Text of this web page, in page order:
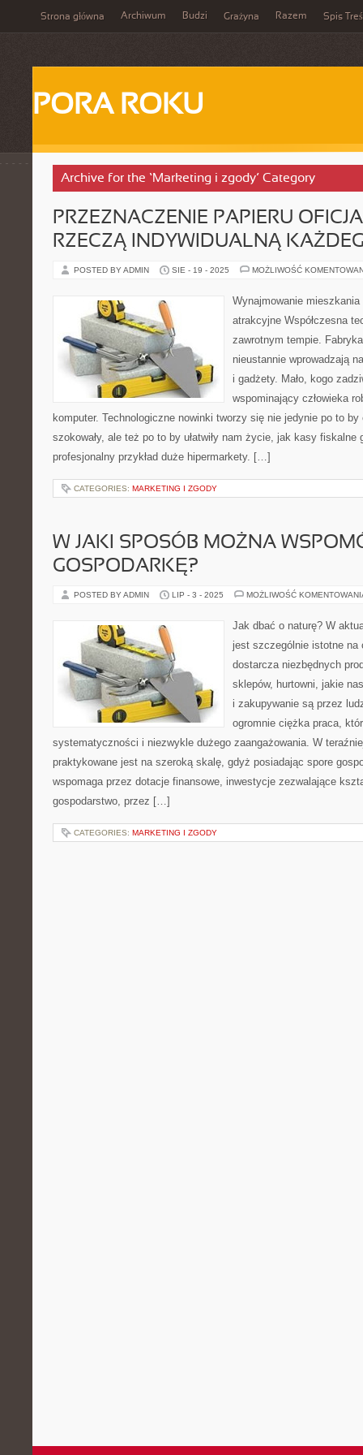
Strona główna Archiwum Budzi Grażyna Razem Spis
PORA ROKU
Archive for the ‘Marketing i zgody’ Category
PRZEZNACZENIE PAPIERU
RZECZĄ INDYWIDUALNĄ
POSTED BY ADMIN SIE - 19 - 2025 MOŻLIWOŚĆ
Wynajmowanie
atrakcyjne Współczesna
zawrotnym tempie.
nieustannie wprowadzają
i gadżety. Mało, kogo
wspominający człowieka
komputer. Technologiczne nowinki tworzy się nie jedynie po to
szokowały, ale też po to by ułatwiły nam życie, jak kasy fiskalne
profesjonalny przykład duże hipermarkety. […]
CATEGORIES: MARKETING I ZGODY
W JAKI SPOSÓB MOŻNA
GOSPODARKĘ?
POSTED BY ADMIN LIP - 3 - 2025 MOŻLIWOŚĆ
Jak dbać o naturę? W
jest szczególnie istotne na
dostarcza niezbędnych
sklepów, hurtowni, jakie
i zakupywanie są przez
ogromnie ciężka praca,
systematyczności i niezwykle dużego zaangażowania. W
praktykowane jest na szeroką skalę, gdyż posiadając spore
wspomaga przez dotacje finansowe, inwestycje zezwalające
gospodarstwo, przez […]
CATEGORIES: MARKETING I ZGODY